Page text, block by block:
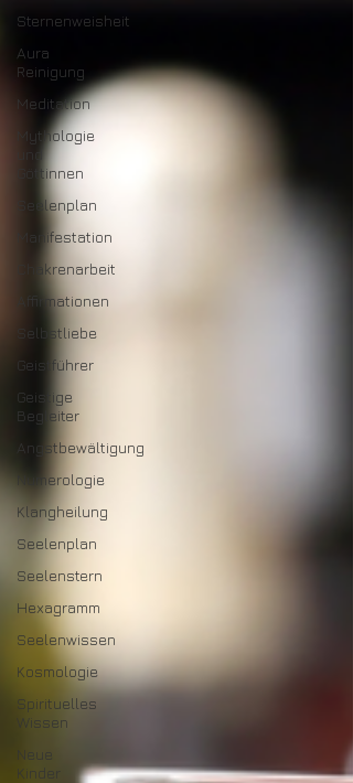
Sternenweisheit
Aura
Reinigung
Meditation
Mythologie
Göttinnen
Seelenplan
Manifestation
Chakrenarbeit
Affirmationen
Selbstliebe
Geistführer
Geistige
Begleiter
Angstbewältigung
Numerologie
Klangheilung
Seelenplan
Seelenstern
Hexagramm
Seelenwissen
Kosmologie
Spirituelles
Wissen
Neue
Kinder